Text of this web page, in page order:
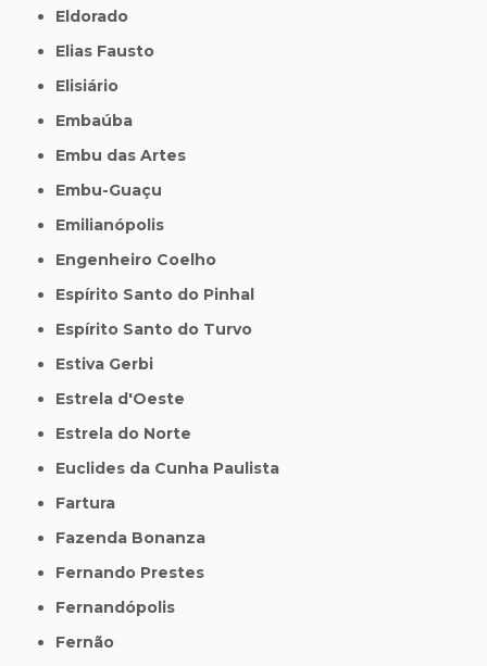
Eldorado
Elias Fausto
Elisiário
Embaúba
Embu das Artes
Embu-Guaçu
Emilianópolis
Engenheiro Coelho
Espírito Santo do Pinhal
Espírito Santo do Turvo
Estiva Gerbi
Estrela d'Oeste
Estrela do Norte
Euclides da Cunha Paulista
Fartura
Fazenda Bonanza
Fernando Prestes
Fernandópolis
Fernão